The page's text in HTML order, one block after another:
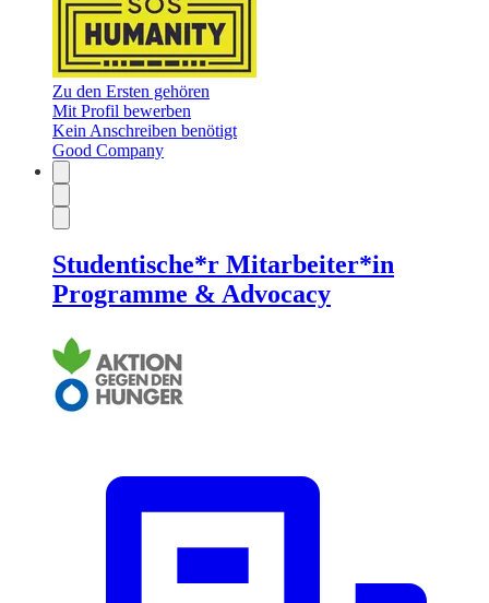
Zu den Ersten gehören
Mit Profil bewerben
Kein Anschreiben benötigt
Good Company
Studentische*r Mitarbeiter*in
Programme & Advocacy